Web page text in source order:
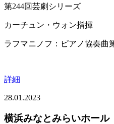
第244回芸劇シリーズ
カーチュン・ウォン指揮
ラフマニノフ：ピアノ協奏曲
詳細
28.01.2023
横浜みなとみらいホール